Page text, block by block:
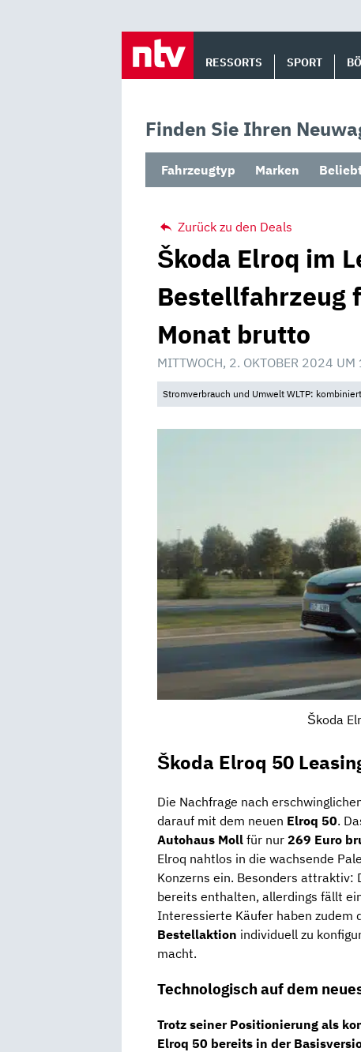
RESSORTS SPORT
Finden Sie Ihren
Fahrzeugtyp Marken
Zurück zu den Deals
Škoda Elroq im
Bestellfahrzeug
Monat brutto
MITTWOCH, 2. OKTOBER 2024
Stromverbrauch und Umwelt WLTP:
Škoda
Škoda Elroq 50
Die Nachfrage nach
darauf mit dem neuen Elroq 50.
Autohaus Moll für nur 269 Euro
Elroq nahtlos in die wachsende
Konzerns ein. Besonders attraktiv:
bereits enthalten, allerdings fällt
Interessierte Käufer haben zudem
Bestellaktion individuell zu
macht.
Technologisch auf dem
Trotz seiner Positionierung als
Elroq 50 bereits in der